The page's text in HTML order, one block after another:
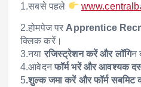
1.सबसे पहले
2.होमपेज पर Apprentice
क्लिक करें।
3.नयारजिस्ट्रेशन करें और लॉगिन
4.आवेदनफॉर्म भरें और आवश्यक
5.शुल्क जमा करें और फॉर्म सबमिट